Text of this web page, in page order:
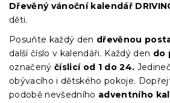
Dřevěný vánoční kalendář
děti.
Posuňte každý den dřevěnou
další číslo v kalendáři. Každý den do
označený číslicí od 1 do 24.
obývacího i dětského pokoje.
podobě nevšedního adventního